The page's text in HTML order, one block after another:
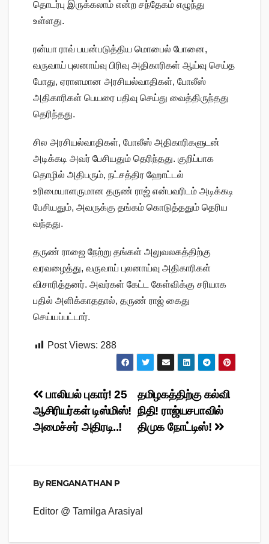
தொடர்பு இருக்கலாம் என்ற சந்தேகம் எழுந்து
உள்ளது.
ரன்யா ராவ் பயன்படுத்திய மொபைல் போனை,
வருவாய் புலனாய்வு பிரிவு அதிகாரிகள் ஆய்வு செய்த
போது, ஏராளமான அரசியல்வாதிகள், போலீஸ்
அதிகாரிகள் பெயரை பதிவு செய்து வைத்திருந்தது
தெரிந்தது.
சில அரசியல்வாதிகள், போலீஸ் அதிகாரிகளுடன்
அடிக்கடி அவர் பேசியதும் தெரிந்தது. குறிப்பாக
தொழில் அதிபரும், நட்சத்திர ஹோட்டல்
உரிமையாளருமான தருண் ராஜ் என்பவரிடம் அடிக்கடி
பேசியதும், அவருக்கு தங்கம் கொடுத்ததும் தெரிய
வந்தது.
தருண் ராஜை நேற்று தங்கள் அலுவலகத்திற்கு
வரவழைத்து, வருவாய் புலனாய்வு அதிகாரிகள்
விசாரித்தனர். அவர்கள் கேட்ட கேள்விக்கு சரியாக
பதில் அளிக்காததால், தருண் ராஜ் கைது
செய்யப்பட்டார்.
Post Views: 288
Post
navigation
தமிழகத்திற்கு கல்வி
நிதி! ராஜ்யசபாவில்
திமுக நோட்டிஸ்!
பாலியல் புகார்! 25
ஆசிரியர்கள் டிஸ்மிஸ்!
அமைச்சர் அதிரடி..!
ByRENGANATHAN P
Editor @ Tamilga Arasiyal